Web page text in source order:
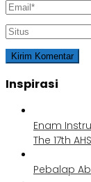
Inspirasi
Enam
The 17th
Pebalap